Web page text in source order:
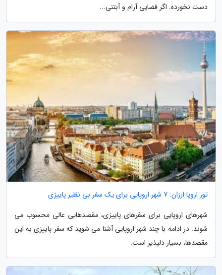
دست نخورده. اگر فضایی آرام و آبتنی...
تور اروپا ارزان: 7 شهر اروپایی برای یک سفر بی نظیر پاییزی
شهرهای اروپایی برای سفرهای پاییزی، مقصدهایی عالی محسوب می
شوند. در ادامه با چند شهر اروپایی آشنا می شوید که سفر پاییزی به این
مقصدها، بسیار دلپذیر است.